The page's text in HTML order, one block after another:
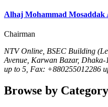
Alhaj Mohammad Mosaddak
Chairman
NTV Online, BSEC Building
Avenue, Karwan Bazar,
up to 5, Fax: +880255012286
Browse by Category